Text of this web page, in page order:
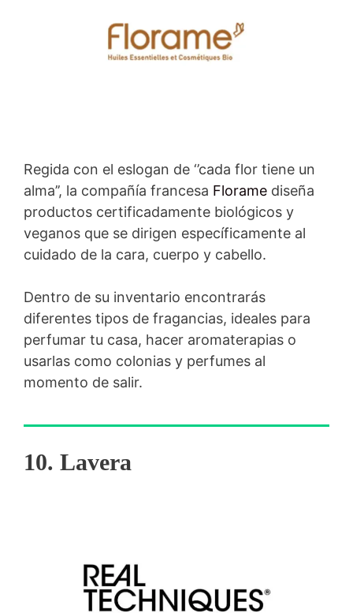
Regida con el eslogan de ‘’cada flor tiene un
alma’’, la compañía francesa Florame diseña
productos certificadamente biológicos y
veganos que se dirigen específicamente al
cuidado de la cara, cuerpo y cabello.
Dentro de su inventario encontrarás
diferentes tipos de fragancias, ideales para
perfumar tu casa, hacer aromaterapias o
usarlas como colonias y perfumes al
momento de salir.
10. Lavera